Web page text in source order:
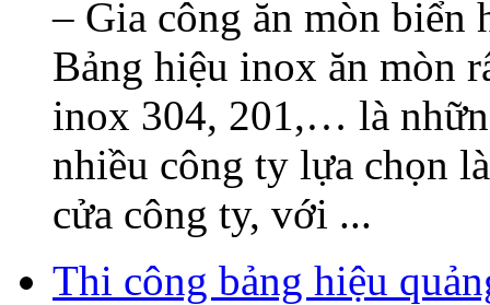
– Gia công ăn mòn biển
Bảng hiệu inox ăn mòn
inox 304, 201,… là
nhiều công ty lựa chọn
cửa công ty, với ...
Thi công bảng hiệu